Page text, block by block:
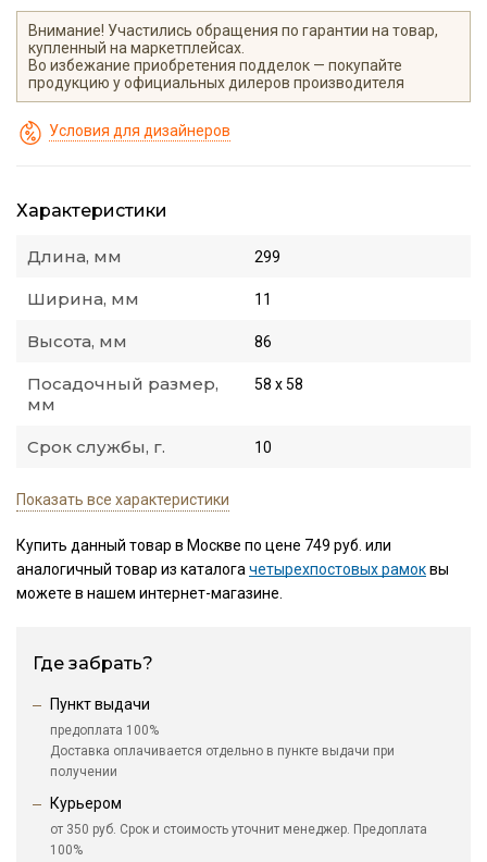
Внимание! Участились обращения по гарантии на товар,
купленный на маркетплейсах.
Во избежание приобретения подделок — покупайте
продукцию у официальных дилеров производителя
Условия для дизайнеров
Характеристики
Длина, мм 299
Ширина, мм 11
Высота, мм 86
Посадочный размер,
мм
58 х 58
Срок службы, г. 10
Показать все характеристики
Купить данный товар в Москве по цене 749 руб. или
аналогичный товар из каталогачетырехпостовых рамоквы
можете в нашем интернет-магазине.
Где забрать?
Пункт выдачи
предоплата 100%
Доставка оплачивается отдельно в пункте выдачи при
получении
Курьером
от 350 руб. Срок и стоимость уточнит менеджер. Предоплата
100%